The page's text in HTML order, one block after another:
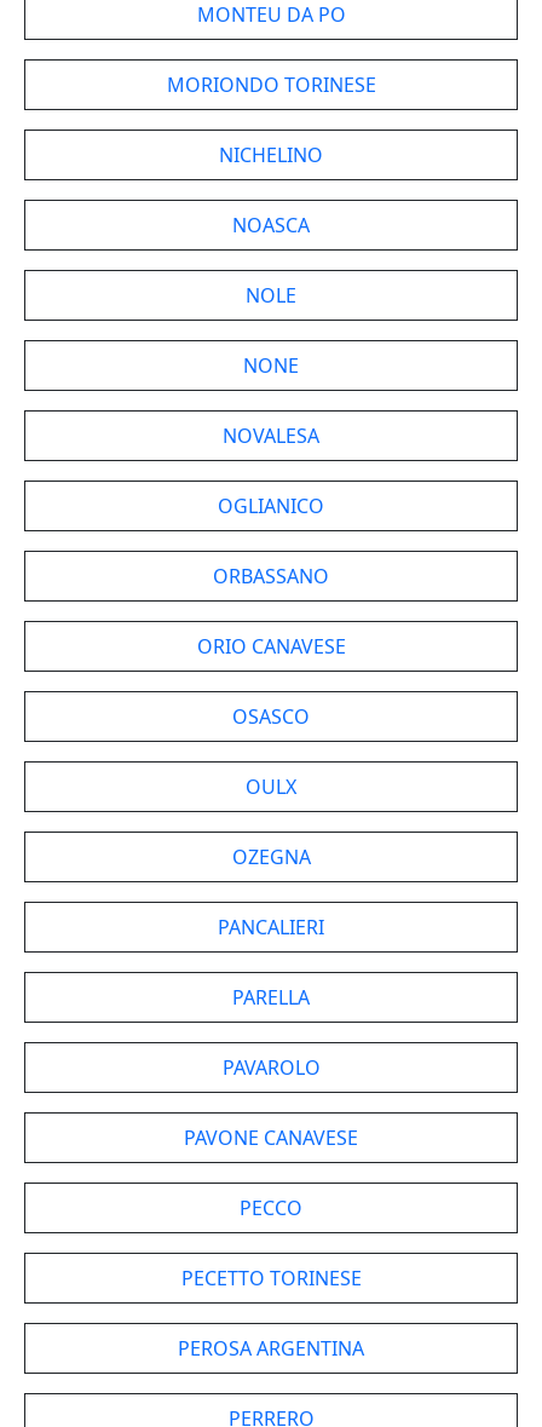
MONTEU DA PO
MORIONDO TORINESE
NICHELINO
NOASCA
NOLE
NONE
NOVALESA
OGLIANICO
ORBASSANO
ORIO CANAVESE
OSASCO
OULX
OZEGNA
PANCALIERI
PARELLA
PAVAROLO
PAVONE CANAVESE
PECCO
PECETTO TORINESE
PEROSA ARGENTINA
PERRERO